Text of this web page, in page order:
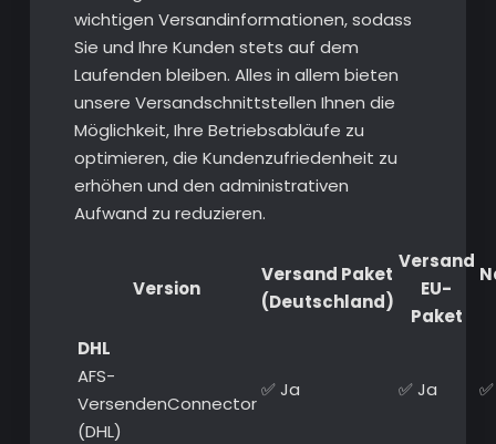
wichtigen Versandinformationen, sodass
Sie und Ihre Kunden stets auf dem
Laufenden bleiben. Alles in allem bieten
unsere Versandschnittstellen Ihnen die
Möglichkeit, Ihre Betriebsabläufe zu
optimieren, die Kundenzufriedenheit zu
erhöhen und den administrativen
Aufwand zu reduzieren.
Version
Versand Paket
(Deutschland)
Versand
EU-
Paket
DHL
AFS-
VersendenConnector
(DHL)
✅ Ja ✅ Ja